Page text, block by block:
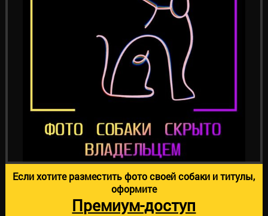
Если хотите разместить фото своей собаки и титулы,
оформите
Премиум-доступ